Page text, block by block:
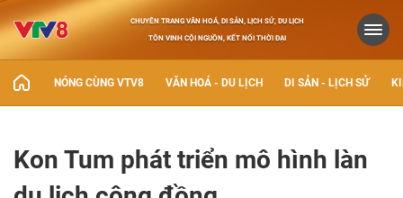
CHUYÊN TRANG VĂN HOÁ, DI SẢN, LỊCH SỬ, DU LỊCH
TÔN VINH CỘI NGUỒN, KẾT NỐI THỜI ĐẠI
NÓNG CÙNG VTV8 VĂN HOÁ - DU LỊCH DI SẢN - LỊCH SỬ
Kon Tum phát triển mô hình làn